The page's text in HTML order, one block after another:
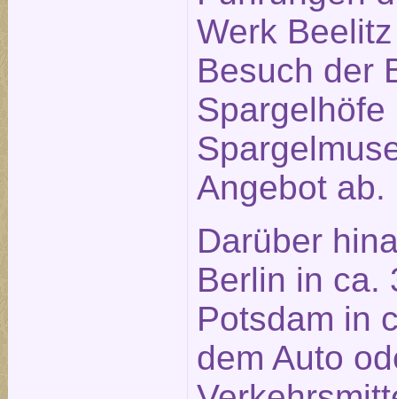
Werk
Besuch der
Spargelhöfe
Angebot ab.
Darüber
Berlin in ca.
Potsdam in
dem Auto